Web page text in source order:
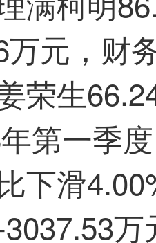
元，财
荣生
第一季
下滑